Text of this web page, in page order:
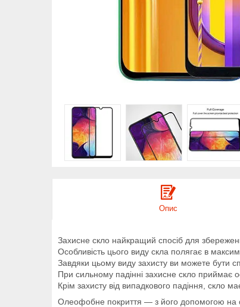
Опис
Захисне скло найкращий спосіб для
Особливість цього виду скла полягає в
Завдяки цьому виду захисту ви можете бути
При сильному падінні захисне скло приймає
Крім захисту від випадкового падіння, скло
Олеофобне покриття ― з його допомогою на